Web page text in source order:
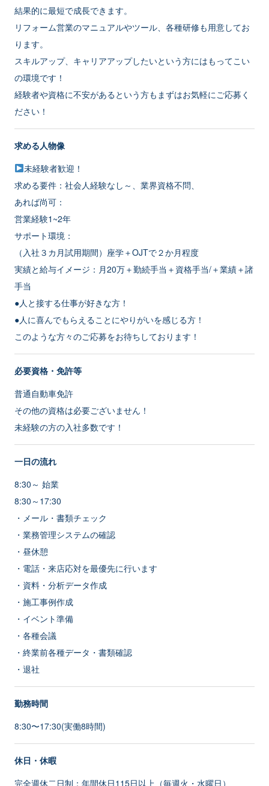
結果的に最短で成長できます。
リフォーム営業のマニュアルやツール、各種研修も用意してお
ります。
スキルアップ、キャリアアップしたいという方にはもってこい
の環境です！
経験者や資格に不安があるという方もまずはお気軽にご応募く
ださい！
求める人物像
未経験者歓迎！
求める要件：社会人経験なし～、業界資格不問、
あれば尚可：
営業経験1~2年
サポート環境：
（入社３カ月試用期間）座学＋OJTで２か月程度
実績と給与イメージ：月20万＋勤続手当＋資格手当/＋業績＋諸
手当
●人と接する仕事が好きな方！
●人に喜んでもらえることにやりがいを感じる方！
このような方々のご応募をお待ちしております！
必要資格・免許等
普通自動車免許
その他の資格は必要ございません！
未経験の方の入社多数です！
一日の流れ
8:30～ 始業
8:30～17:30
・メール・書類チェック
・業務管理システムの確認
・昼休憩
・電話・来店応対を最優先に行います
・資料・分析データ作成
・施工事例作成
・イベント準備
・各種会議
・終業前各種データ・書類確認
・退社
勤務時間
8:30〜17:30(実働8時間)
休日・休暇
完全週休二日制：年間休日115日以上（毎週火・水曜日）